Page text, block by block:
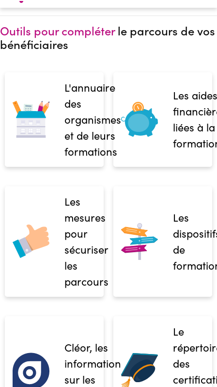
Outils pour compléterle parcours de vos
bénéficiaires
L'annuaire
des
organismes
et de leurs
formations
Les aides
liées à la
Les
mesures
pour
sécuriser
les
parcours
Les
de
Cléor, les
informations
sur les
Le
des